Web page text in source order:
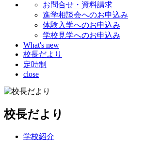
お問合せ・資料請求
進学相談会へのお申込み
体験入学へのお申込み
学校見学へのお申込み
What's new
校長だより
定時制
close
校長だより
学校紹介